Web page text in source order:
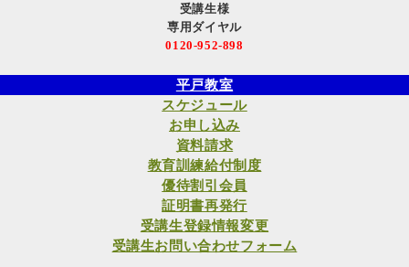
受講生様
専用ダイヤル
0120-952-898
平戸教室
スケジュール
お申し込み
資料請求
教育訓練給付制度
優待割引会員
証明書再発行
受講生登録情報変更
受講生お問い合わせフォーム